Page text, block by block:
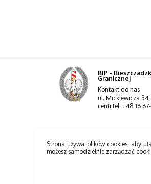
BIP -
Granicznej
Kontakt do nas
ul. Mickiewicza
centr.tel. +48 16
Strona używa plików cookies, aby
możesz samodzielnie zarządzać